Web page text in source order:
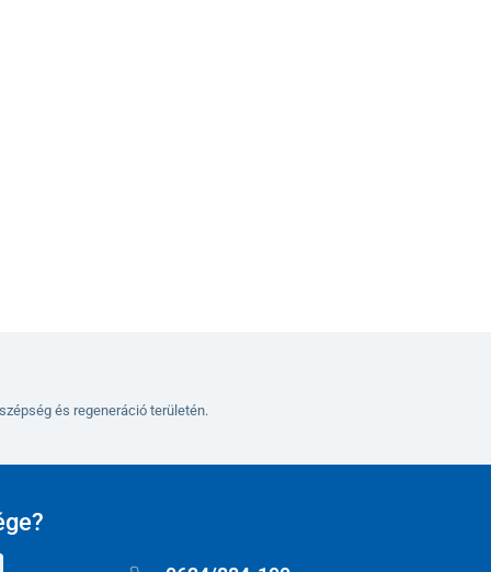
és regeneráció területén.